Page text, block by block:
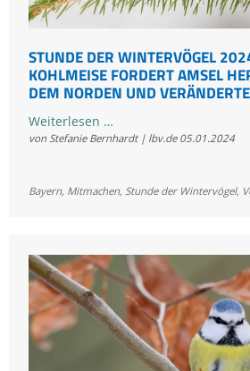
Bayerns
Gärten
STUNDE DER WINTERVÖGEL
KOHLMEISE FORDERT AMSEL
DEM NORDEN UND
Weiterlesen …
der
2024
1:
Kohlmeise
fordert
Amsel
heraus,
von Stefanie Bernhardt | lbv.de 05.01.2024
Bayern, Mitmachen, Stunde der Wintervögel,